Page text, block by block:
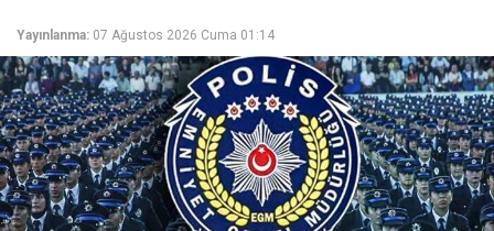
Yayınlanma: 07 Ağustos 2026 Cuma 01:14